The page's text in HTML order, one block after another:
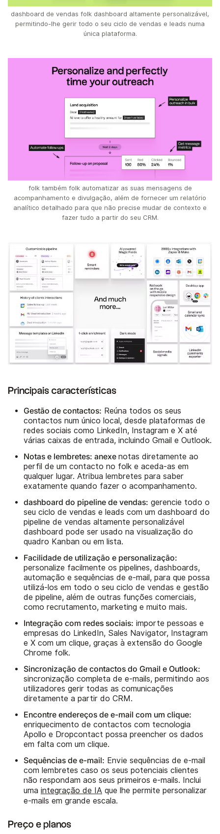
dashboard de vendas folk dashboard altamente personalizável,
permitindo-lhe gerir todo o seu ciclo de vendas e leads numa
única plataforma.
folk também folk automatizar as suas mensagens de
acompanhamento e divulgação, além de fornecer um relatório
analítico detalhado para que não precise mudar de contexto e
fazer tudo a partir do seu CRM.
Principais características
Gestão de contactos: Reúna todos os seus
contactos num único local, desde plataformas de
redes sociais como LinkedIn, Instagram e X até
várias caixas de entrada, incluindo Gmail e Outlook.
Notas e lembretes: anexe notas diretamente ao
perfil de um contacto no folk e aceda-as em
qualquer lugar. Atribua lembretes para saber
exatamente quando fazer o acompanhamento.
dashboard do pipeline de vendas: gerencie todo o
seu ciclo de vendas e leads com um dashboard do
pipeline de vendas altamente personalizável
dashboard pode ser usado na visualização do
quadro Kanban ou em lista.
Facilidade de utilização e personalização:
personalize facilmente os pipelines, dashboards,
automação e sequências de e-mail, para que possa
utilizá-los em todo o seu ciclo de vendas e gestão
de pipeline, além de outras funções comerciais,
como recrutamento, marketing e muito mais.
Integração com redes sociais: importe pessoas e
empresas do LinkedIn, Sales Navigator, Instagram
e X com um clique, graças à extensão do Google
Chrome folk.
Sincronização de contactos do Gmail e Outlook:
sincronização completa de e-mails, permitindo aos
utilizadores gerir todas as comunicações
diretamente a partir do CRM.
Encontre endereços de e-mail com um clique:
enriquecimento de contactos com tecnologia
Apollo e Dropcontact possa preencher os dados
em falta com um clique.
Sequências de e-mail: Envie sequências de e-mail
com lembretes caso os seus potenciais clientes
não respondam aos seus primeiros e-mails. Inclui
uma integração de IA que lhe permite personalizar
e-mails em grande escala.
Preço e planos